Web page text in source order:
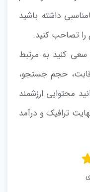
داشته باشید
را تصاحب کنید.
سعی کنید به مرتبط
حجم جستجو،
محتوایی ارزشمند
ترافیک و درآمد